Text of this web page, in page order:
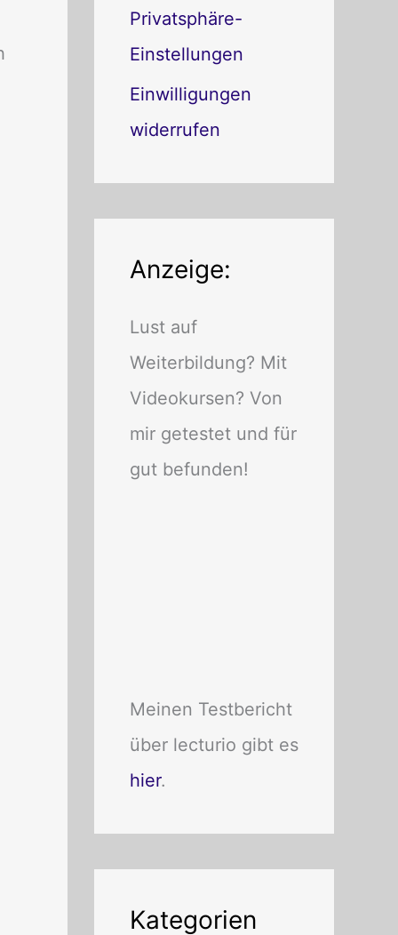
Privatsphäre-
Einstellungen
Einwilligungen
widerrufen
Anzeige:
Lust auf
Weiterbildung? Mit
Videokursen? Von
mir getestet und für
gut befunden!
Meinen Testbericht
über lecturio gibt es
hier.
Kategorien